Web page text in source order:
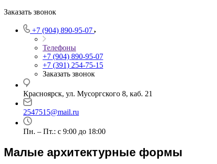
Заказать звонок
+7 (904) 890-95-07
Телефоны
+7 (904) 890-95-07
+7 (391) 254-75-15
Заказать звонок
Красноярск, ул. Мусоргского 8, каб. 21
2547515@mail.ru
Пн. – Пт.: с 9:00 до 18:00
Малые архитектурные формы